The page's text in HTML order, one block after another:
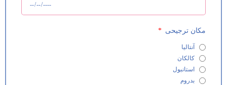
مکان ترجیحی
آنتالیا
کالکان
استانبول
بدروم